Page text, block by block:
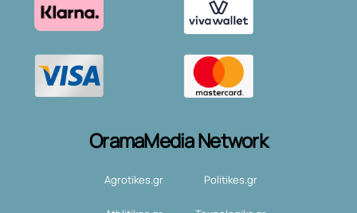
OramaMedia Network
Agrotikes.gr Politikes.gr